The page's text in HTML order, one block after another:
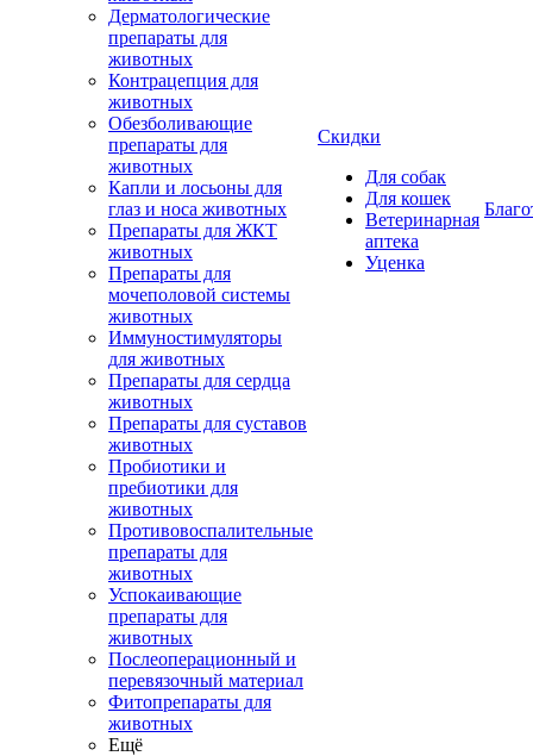
Дерматологические
препараты для
животных
Контрацепция для
животных
Обезболивающие
препараты для
животных
Капли и лосьоны для
глаз и носа животных
Препараты для ЖКТ
животных
Препараты для
мочеполовой системы
животных
Иммуностимуляторы
для животных
Препараты для сердца
животных
Препараты для суставов
животных
Пробиотики и
пребиотики для
животных
Противовоспалительные
препараты для
животных
Успокаивающие
препараты для
животных
Послеоперационный и
перевязочный материал
Фитопрепараты для
животных
Ещё
Скидки
Для собак
Для кошек
Ветеринарная
аптека
Уценка